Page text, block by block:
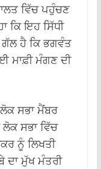
ਵਿੱਚ ਪਹੁੰਚਣ
ਕਿ ਇਹ ਸਿੱਧੀ
ਗੱਲ ਹੈ ਕਿ ਭਗਵੰਤ
ਮਾਫ਼ੀ ਮੰਗਣ ਦੀ
ਸਭਾ ਮੈਂਬਰ
ਸਭਾ ਵਿੱਚ
ਨੂੰ ਲਿਖਤੀ
ਦਾ ਮੁੱਖ ਮੰਤਰੀ